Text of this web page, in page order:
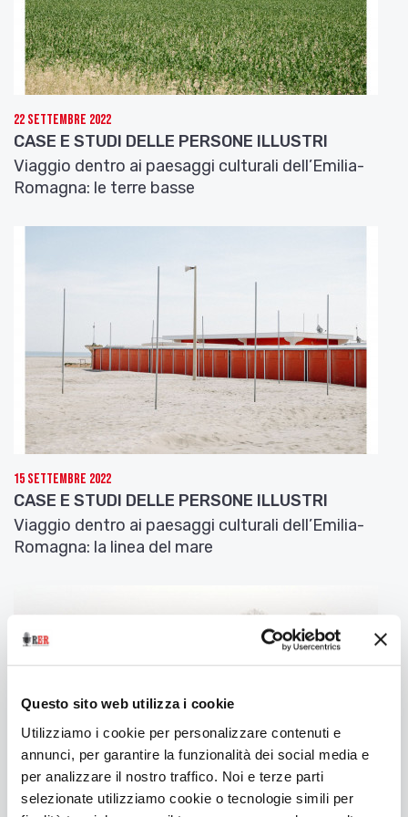
Questo sito web utilizza i cookie
Utilizziamo i cookie per personalizzare contenuti e
annunci, per garantire la funzionalità dei social media e
per analizzare il nostro traffico. Noi e terze parti
selezionate utilizziamo cookie o tecnologie simili per
dov’è vissuto e morto a ricordare
ciò che all’orto tutto e a noi ha donato
finché solitario se n’è andato
cosí come sempre solo è stato
con un costume non piú praticato.
Lieta mite non gridata dai tetti
che non soffre dei complimenti non detti
che non cura accuse di inutilità
dileggio incomprensioni crudeltà
o almeno una postuma comprensione.
Se no di stile ci darà altra lezione.
Il pero cotogno
mai ha avuto bisogno
né di me
né di te.
——————————-
PAESI SUOI
I guerrieri macedoni
facce fiere e a loro modo aperte
con sguardo lucido e professionale
«In otto centotrenta in un giorno»
e son metri cubi di querce e di faggi
tagliati spostati ammucchiati
«smacchiati» dicono loro e senza ironia.
Intaccano i denti nell’italiano
22 Settembre 2022
CASE E STUDI DELLE PERSONE ILLUSTRI
Viaggio dentro ai paesaggi culturali dell’Emilia-
Romagna: le terre basse
15 Settembre 2022
CASE E STUDI DELLE PERSONE ILLUSTRI
Viaggio dentro ai paesaggi culturali dell’Emilia-
Romagna: la linea del mare